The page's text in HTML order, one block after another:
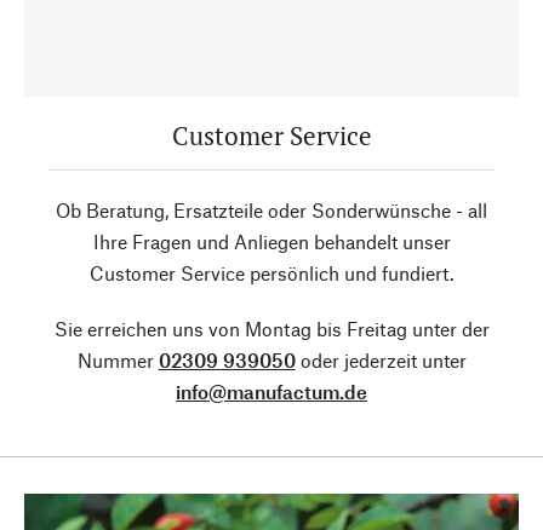
Customer Service
Ob Beratung, Ersatzteile oder Sonderwünsche - all
Ihre Fragen und Anliegen behandelt unser
Customer Service persönlich und fundiert.
Sie erreichen uns von Montag bis Freitag unter der
Nummer 02309 939050oder jederzeit unter
info@manufactum.de